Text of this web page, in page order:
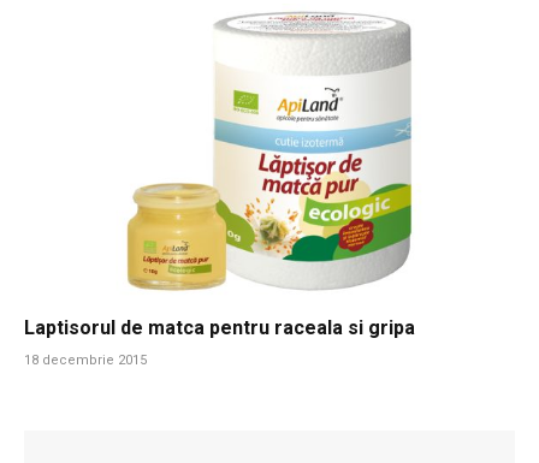
Laptisorul de matca pentru raceala si gripa
18 decembrie 2015